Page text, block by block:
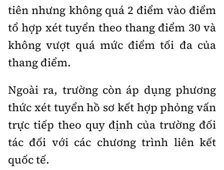
tiên nhưng không quá 2 điểm vào điểm
tổ hợp xét tuyển theo thang điểm 30 và
không vượt quá mức điểm tối đa của
thang điểm.
Ngoài ra, trường còn áp dụng phương
thức xét tuyển hồ sơ kết hợp phỏng vấn
trực tiếp theo quy định của trường đối
tác đối với các chương trình liên kết
quốc tế.